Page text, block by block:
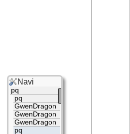
Navi
pq
pq
GwenDragon
GwenDragon
GwenDragon
pq